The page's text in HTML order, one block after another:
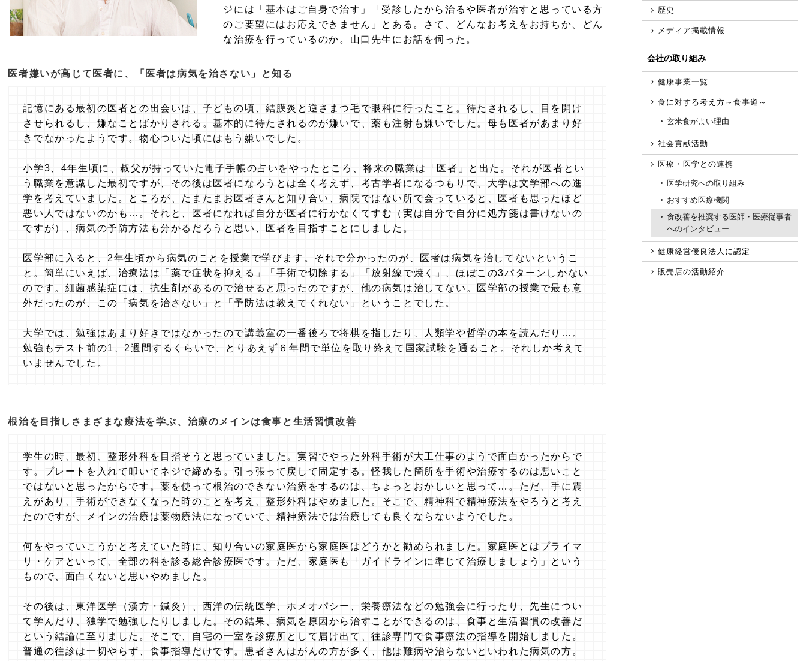
ジには「基本はご自身で治す」「受診したから治るや医者が治すと思っている方
のご要望にはお応えできません」とある。さて、どんなお考えをお持ちか、どん
な治療を行っているのか。山口先生にお話を伺った。
医者嫌いが高じて医者に、「医者は病気を治さない」と知る
記憶にある最初の医者との出会いは、子どもの頃、結膜炎と逆さまつ毛で眼科に行ったこと。待たされるし、目を開け
させられるし、嫌なことばかりされる。基本的に待たされるのが嫌いで、薬も注射も嫌いでした。母も医者があまり好
きでなかったようです。物心ついた頃にはもう嫌いでした。
小学3、4年生頃に、叔父が持っていた電子手帳の占いをやったところ、将来の職業は「医者」と出た。それが医者とい
う職業を意識した最初ですが、その後は医者になろうとは全く考えず、考古学者になるつもりで、大学は文学部への進
学を考えていました。ところが、たまたまお医者さんと知り合い、病院ではない所で会っていると、医者も思ったほど
悪い人ではないのかも…。それと、医者になれば自分が医者に行かなくてすむ（実は自分で自分に処方箋は書けないの
ですが）、病気の予防方法も分かるだろうと思い、医者を目指すことにしました。
医学部に入ると、2年生頃から病気のことを授業で学びます。それで分かったのが、医者は病気を治してないというこ
と。簡単にいえば、治療法は「薬で症状を抑える」「手術で切除する」「放射線で焼く」、ほぼこの3パターンしかない
のです。細菌感染症には、抗生剤があるので治せると思ったのですが、他の病気は治してない。医学部の授業で最も意
外だったのが、この「病気を治さない」と「予防法は教えてくれない」ということでした。
大学では、勉強はあまり好きではなかったので講義室の一番後ろで将棋を指したり、人類学や哲学の本を読んだり…。
勉強もテスト前の1、2週間するくらいで、とりあえず６年間で単位を取り終えて国家試験を通ること。それしか考えて
いませんでした。
根治を目指しさまざまな療法を学ぶ、治療のメインは食事と生活習慣改善
学生の時、最初、整形外科を目指そうと思っていました。実習でやった外科手術が大工仕事のようで面白かったからで
す。プレートを入れて叩いてネジで締める。引っ張って戻して固定する。怪我した箇所を手術や治療するのは悪いこと
ではないと思ったからです。薬を使って根治のできない治療をするのは、ちょっとおかしいと思って…。ただ、手に震
えがあり、手術ができなくなった時のことを考え、整形外科はやめました。そこで、精神科で精神療法をやろうと考え
たのですが、メインの治療は薬物療法になっていて、精神療法では治療しても良くならないようでした。
何をやっていこうかと考えていた時に、知り合いの家庭医から家庭医はどうかと勧められました。家庭医とはプライマ
リ・ケアといって、全部の科を診る総合診療医です。ただ、家庭医も「ガイドラインに準じて治療しましょう」という
もので、面白くないと思いやめました。
その後は、東洋医学（漢方・鍼灸）、西洋の伝統医学、ホメオパシー、栄養療法などの勉強会に行ったり、先生につい
て学んだり、独学で勉強したりしました。その結果、病気を原因から治すことができるのは、食事と生活習慣の改善だ
という結論に至りました。そこで、自宅の一室を診療所として届け出て、往診専門で食事療法の指導を開始しました。
普通の往診は一切やらず、食事指導だけです。患者さんはがんの方が多く、他は難病や治らないといわれた病気の方。
歴史
メディア掲載情報
会社の取り組み
健康事業一覧
食に対する考え方～食事道～
玄米食がよい理由
社会貢献活動
医療・医学との連携
医学研究への取り組み
おすすめ医療機関
食改善を推奨する医師・医療従事者
へのインタビュー
健康経営優良法人に認定
販売店の活動紹介